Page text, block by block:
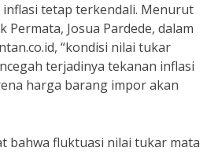
tetap terkendali. Menurut
Permata, Josua Pardede, dalam
“kondisi nilai tukar
terjadinya tekanan inflasi
harga barang impor akan
bahwa fluktuasi nilai tukar mata